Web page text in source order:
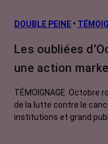
L’après cancer
Traitements
contre le cancer
DOUBLE PEINE •
Les oubliées
une action
TÉMOIGNAGE. Octobre
de la lutte contre le
institutions et grand